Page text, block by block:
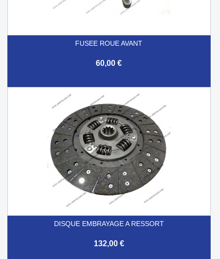
FUSEE ROUE AVANT
60,00 €
DISQUE EMBRAYAGE A RESSORT
132,00 €